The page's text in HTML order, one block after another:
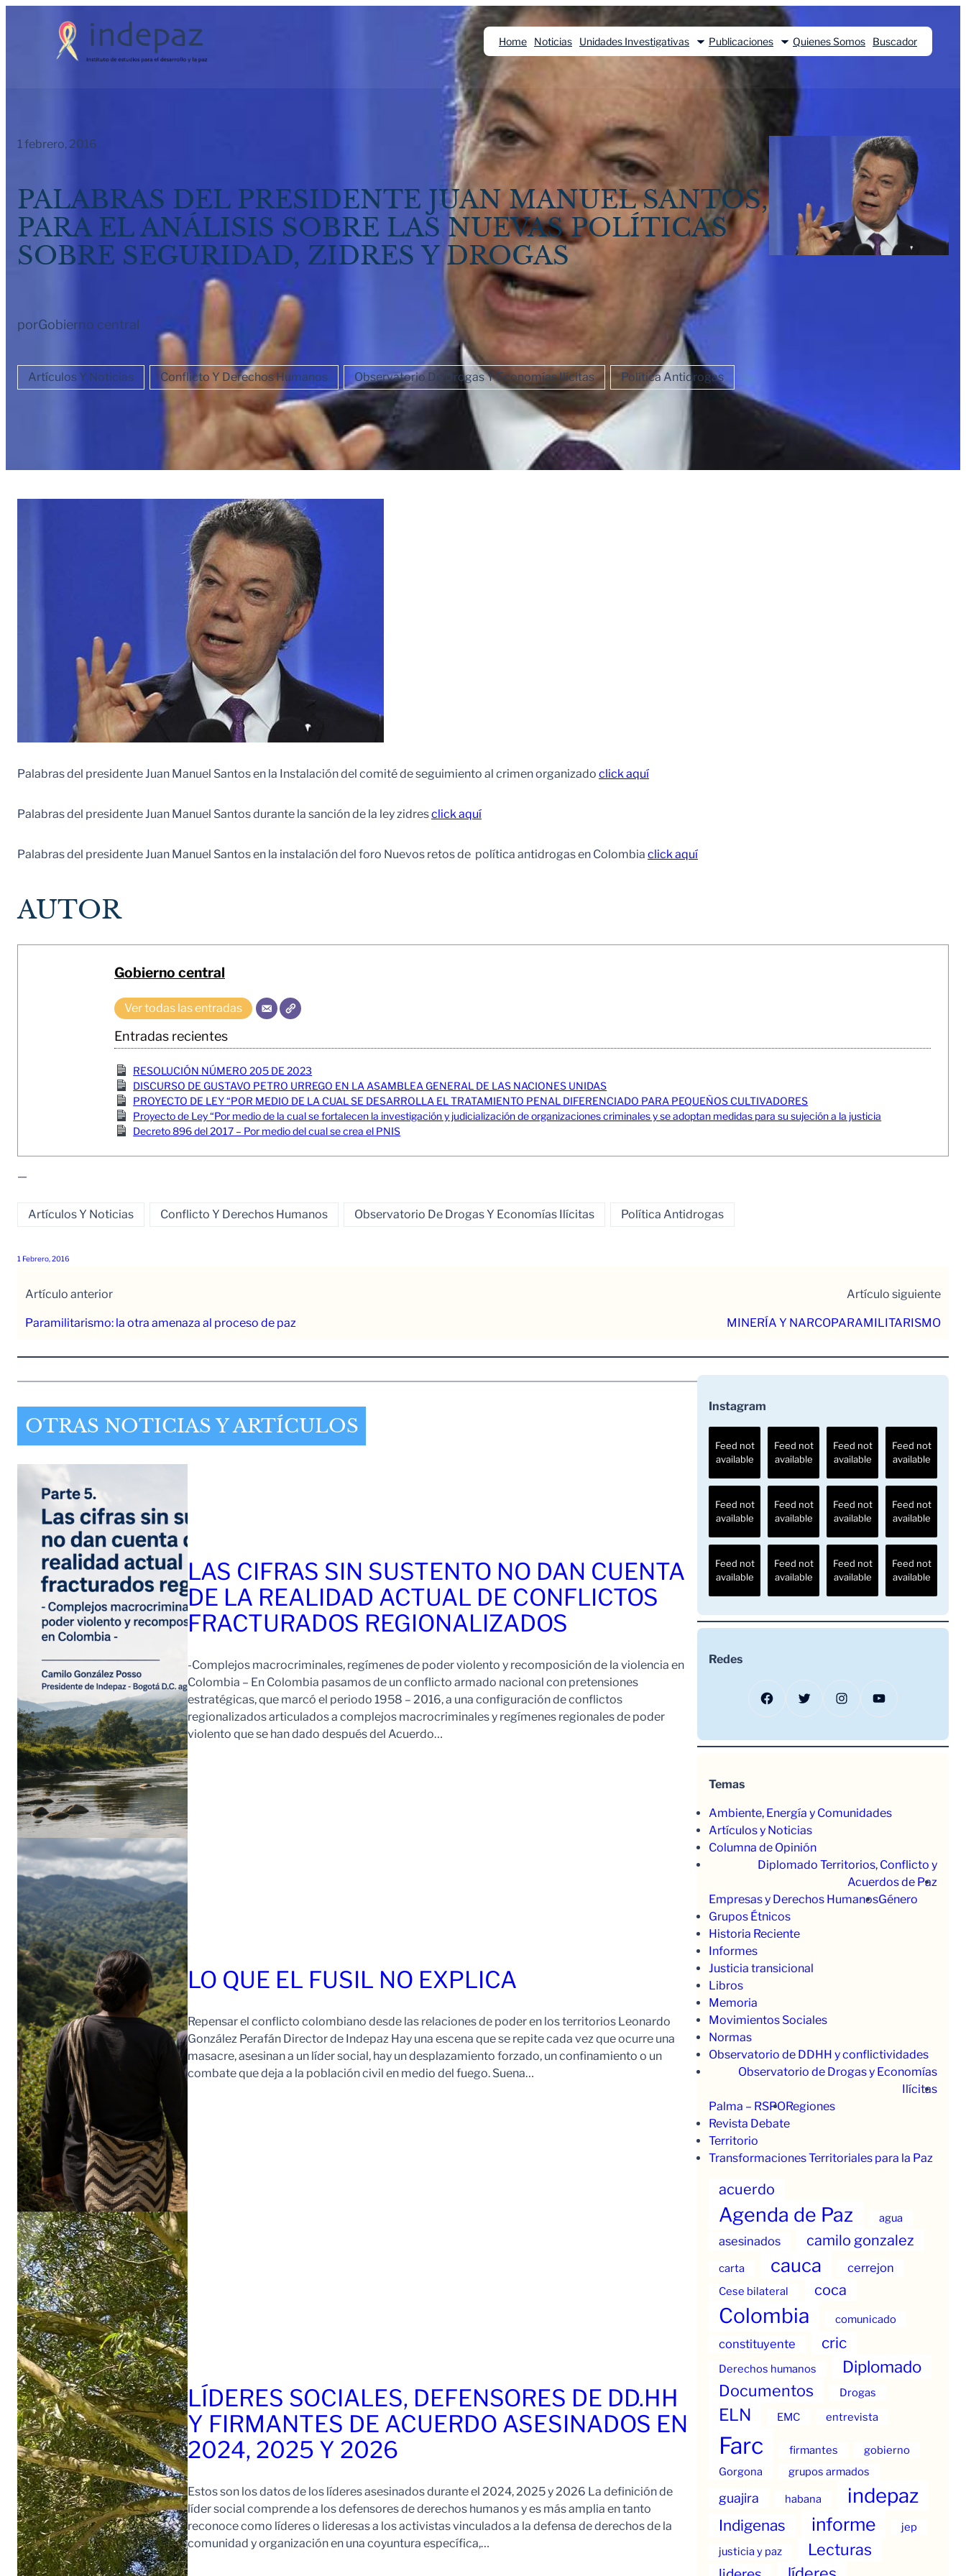
Home Noticias Unidades Investigativas Publicaciones Quienes Somos Buscador
1 febrero, 2016
PALABRAS DEL PRESIDENTE JUAN MANUEL SANTOS,
PARA EL ANÁLISIS SOBRE LAS NUEVAS POLÍTICAS
SOBRE SEGURIDAD, ZIDRES Y DROGAS
porGobierno central
Artículos Y Noticias Conflicto Y Derechos Humanos Observatorio De Drogas Y Economías Ilícitas Política Antidrogas
Palabras del presidente Juan Manuel Santos en la Instalación del comité de seguimiento al crimen organizado click aquí
Palabras del presidente Juan Manuel Santos durante la sanción de la ley zidresclick aquí
Palabras del presidente Juan Manuel Santos en la instalación del foro Nuevos retos de política antidrogas en Colombia click aquí
AUTOR
Gobierno central
Ver todas las entradas
Entradas recientes
RESOLUCIÓN NÚMERO 205 DE 2023
DISCURSO DE GUSTAVO PETRO URREGO EN LA ASAMBLEA GENERAL DE LAS NACIONES UNIDAS
PROYECTO DE LEY “POR MEDIO DE LA CUAL SE DESARROLLA EL TRATAMIENTO PENAL DIFERENCIADO PARA PEQUEÑOS CULTIVADORES
Proyecto de Ley “Por medio de la cual se fortalecen la investigación y judicialización de organizaciones criminales y se adoptan medidas para su sujeción a la justicia
Decreto 896 del 2017 – Por medio del cual se crea el PNIS
—
Artículos Y Noticias Conflicto Y Derechos Humanos Observatorio De Drogas Y Economías Ilícitas Política Antidrogas
1 Febrero, 2016
Artículo anterior
Paramilitarismo: la otra amenaza al proceso de paz
Artículo siguiente
MINERÍA Y NARCOPARAMILITARISMO
OTRAS NOTICIAS Y ARTÍCULOS
LAS CIFRAS SIN SUSTENTO NO DAN CUENTA
DE LA REALIDAD ACTUAL DE CONFLICTOS
FRACTURADOS REGIONALIZADOS
-Complejos macrocriminales, regímenes de poder violento y recomposición de la violencia en
Colombia – En Colombia pasamos de un conflicto armado nacional con pretensiones
estratégicas, que marcó el periodo 1958 – 2016, a una configuración de conflictos
regionalizados articulados a complejos macrocriminales y regímenes regionales de poder
violento que se han dado después del Acuerdo…
LO QUE EL FUSIL NO EXPLICA
Repensar el conflicto colombiano desde las relaciones de poder en los territorios Leonardo
González Perafán Director de Indepaz Hay una escena que se repite cada vez que ocurre una
masacre, asesinan a un líder social, hay un desplazamiento forzado, un confinamiento o un
combate que deja a la población civil en medio del fuego. Suena…
LÍDERES SOCIALES, DEFENSORES DE DD.HH
Y FIRMANTES DE ACUERDO ASESINADOS EN
2024, 2025 Y 2026
Estos son los datos de los líderes asesinados durante el 2024, 2025 y 2026 La definición de
líder social comprende a los defensores de derechos humanos y es más amplia en tanto
reconoce como líderes o lideresas a los activistas vinculados a la defensa de derechos de la
comunidad y organización en una coyuntura específica,…
Instagram
Feed not
available
Feed not
available
Feed not
available
Feed not
available
Feed not
available
Feed not
available
Feed not
available
Feed not
available
Feed not
available
Feed not
available
Feed not
available
Feed not
available
Redes
Facebook Twitter Instagram YouTube
Temas
Ambiente, Energía y Comunidades
Artículos y Noticias
Columna de Opinión
Diplomado Territorios, Conflicto y
Acuerdos de Paz
Empresas y Derechos HumanosGénero
Grupos Étnicos
Historia Reciente
Informes
Justicia transicional
Libros
Memoria
Movimientos Sociales
Normas
Observatorio de DDHH y conflictividades
Observatorio de Drogas y Economías
Ilícitas
Palma – RSPORegiones
Revista Debate
Territorio
Transformaciones Territoriales para la Paz
acuerdo
Agenda de Paz agua
asesinados camilo gonzalez
carta cauca cerrejon
Cese bilateral coca
Colombia comunicado
constituyente cric
Derechos humanos Diplomado
Documentos Drogas
ELN EMC entrevista
Farc firmantes
gobierno
Gorgona
grupos armados
guajira habana indepaz
Indigenas informe
jep
justicia y paz
Lecturas